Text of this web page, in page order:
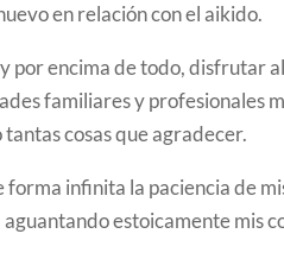
en relación con el aikido.
por encima de todo, disfrutar
familiares y profesionales
tantas cosas que agradecer.
forma infinita la paciencia de
estoicamente mis